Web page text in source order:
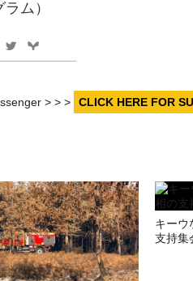
ム）
> > > CLICK HERE FOR
キーウ
支持集